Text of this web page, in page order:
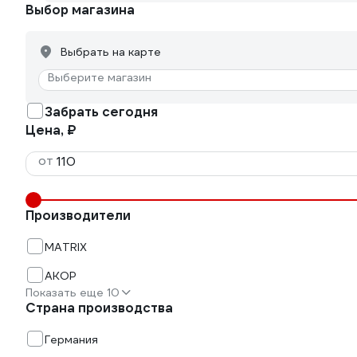
Выбор магазина
Выбрать на карте
Выберите магазин
Забрать сегодня
Цена, ₽
от
Производители
MATRIX
АКОР
Показать еще 10
Страна производства
Германия